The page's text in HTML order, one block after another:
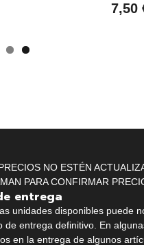
7,50
NO ESTÉN
PARA CONFIRMAR
entrega
unidades disponibles puede
entrega definitivo. En
en la entrega de algunos